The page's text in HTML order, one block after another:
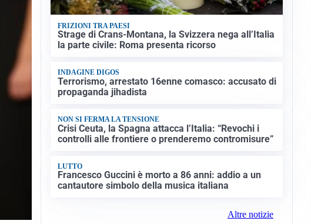
FRIZIONI TRA PAESI
Strage di Crans-Montana, la Svizzera nega all’Italia
la parte civile: Roma presenta ricorso
INDAGINE DIGOS
Terrorismo, arrestato 16enne comasco: accusato di
propaganda jihadista
NON SI FERMA LA TENSIONE
Crisi Ceuta, la Spagna attacca l’Italia: “Revochi i
controlli alle frontiere o prenderemo contromisure”
LUTTO
Francesco Guccini è morto a 86 anni: addio a un
cantautore simbolo della musica italiana
Altre notizie